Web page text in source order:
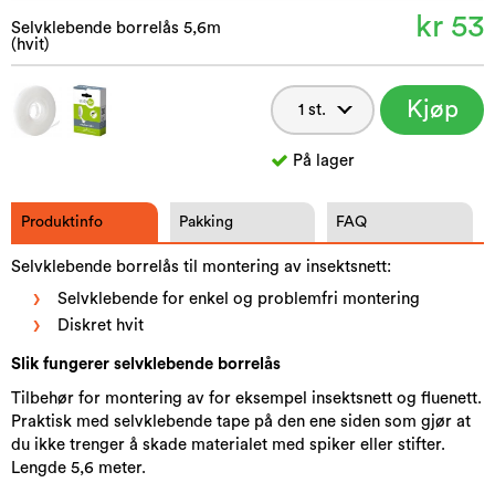
Selvklebende borrelås 5,6m
(hvit)
kr 53
Kjøp
På lager
Produktinfo Pakking FAQ
Selvklebende borrelås til montering av insektsnett:
Selvklebende for enkel og problemfri montering
Diskret hvit
Slik fungerer selvklebende borrelås​
Tilbehør for montering av for eksempel insektsnett og fluenett.
Praktisk med selvklebende tape på den ene siden som gjør at
du ikke trenger å skade materialet med spiker eller stifter.
Lengde 5,6 meter.